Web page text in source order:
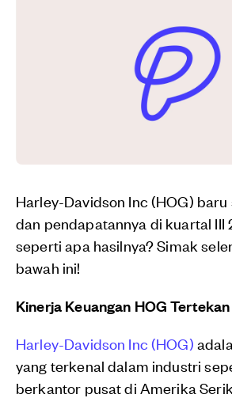
Harley-Davidson Inc (HOG)
dan pendapatannya di kuartal III
seperti apa hasilnya? Simak
bawah ini!
Kinerja Keuangan HOG Tertekan
Harley-Davidson Inc (HOG)
yang terkenal dalam industri
berkantor pusat di Amerika